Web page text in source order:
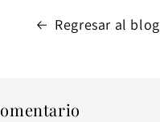
Regresar al blog